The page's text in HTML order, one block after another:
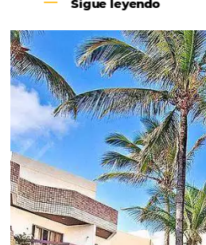
Revenue
Hotelaria:
Para tomar decisões
crescimento para o
Revenue Management
hoteleiro possua dados
de tendências sobre o